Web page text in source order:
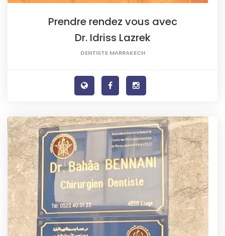
Prendre rendez vous avec
Dr. Idriss Lazrek
DENTISTE MARRAKECH